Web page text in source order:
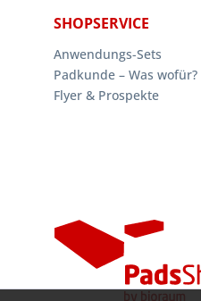
SHOPSERVICE
Anwendungs-Sets
Padkunde – Was wofür?
Flyer & Prospekte